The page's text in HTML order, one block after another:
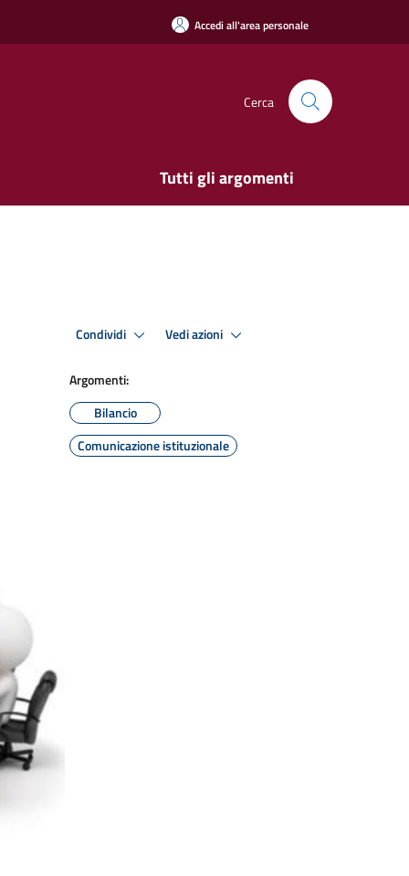
Accedi all'area personale
Cerca
Tutti gli argomenti
Condividi Vedi azioni
Argomenti:
Bilancio
Comunicazione istituzionale